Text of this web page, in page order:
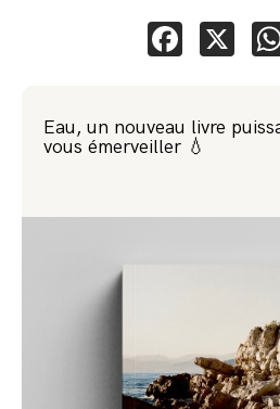
X
Eau, un nouveau livre
vous émerveiller 💧